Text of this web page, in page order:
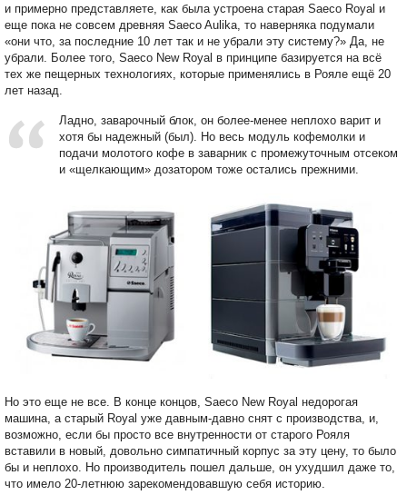
и примерно представляете, как была устроена старая Saeco Royal и
еще пока не совсем древняя Saeco Aulika, то наверняка подумали
«они что, за последние 10 лет так и не убрали эту систему?» Да, не
убрали. Более того, Saeco New Royal в принципе базируется на всё
тех же пещерных технологиях, которые применялись в Рояле ещё 20
лет назад.
Ладно, заварочный блок, он более-менее неплохо варит и
хотя бы надежный (был). Но весь модуль кофемолки и
подачи молотого кофе в заварник с промежуточным отсеком
и «щелкающим» дозатором тоже остались прежними.
Но это еще не все. В конце концов, Saeco New Royal недорогая
машина, а старый Royal уже давным-давно снят с производства, и,
возможно, если бы просто все внутренности от старого Рояля
вставили в новый, довольно симпатичный корпус за эту цену, то было
бы и неплохо. Но производитель пошел дальше, он ухудшил даже то,
что имело 20-летнюю зарекомендовавшую себя историю.